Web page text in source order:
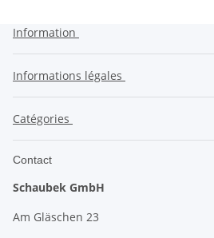
Information
Informations légales
Catégories
Contact
Schaubek GmbH
Am Gläschen 23